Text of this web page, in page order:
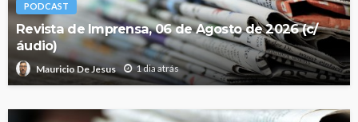
PODCAST
Revista de Imprensa, 06 de Agosto de 2026 (c/
áudio)
Mauricio De Jesus 1 dia atrás